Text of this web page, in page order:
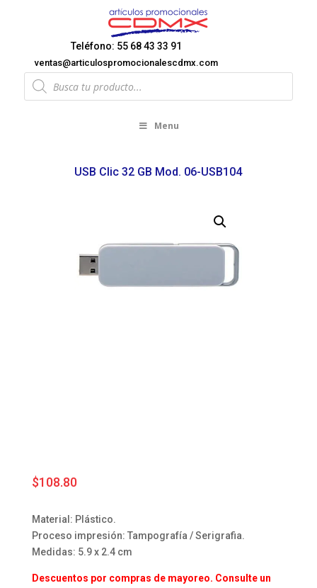
Teléfono: 55 68 43 33 91
ventas@articulospromocionalescdmx.com
Products
search
Menu
USB Clic 32 GB Mod. 06-USB104
$108.80
Material: Plástico.
Proceso impresión: Tampografía / Serigrafia.
Medidas: 5.9 x 2.4 cm
Descuentos por compras de mayoreo. Consulte un